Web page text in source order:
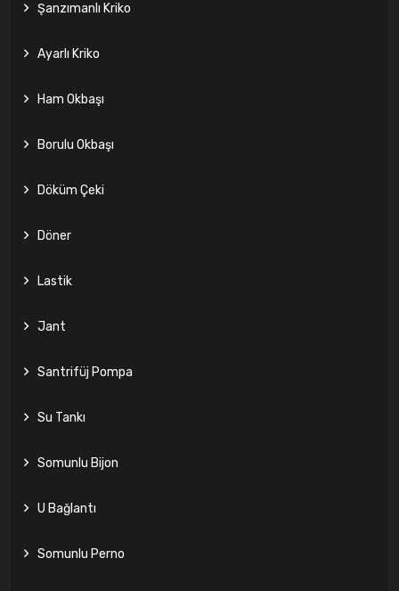
Şanzımanlı Kriko
Ayarlı Kriko
Ham Okbaşı
Borulu Okbaşı
Döküm Çeki
Döner
Lastik
Jant
Santrifüj Pompa
Su Tankı
Somunlu Bijon
U Bağlantı
Somunlu Perno